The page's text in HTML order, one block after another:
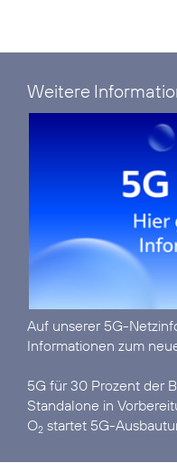
Weitere
Auf unserer 5G-
Informationen zum
5G für 30 Prozent der
Standalone in
O2 startet 5G-